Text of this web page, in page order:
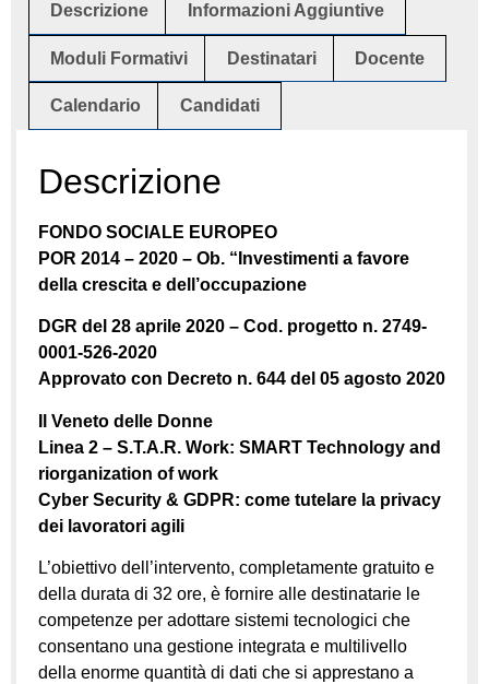
Descrizione Informazioni Aggiuntive
Moduli Formativi Destinatari Docente
Calendario Candidati
Descrizione
FONDO SOCIALE EUROPEO
POR 2014 – 2020 – Ob. “Investimenti a favore
della crescita e dell’occupazione
DGR del 28 aprile 2020 – Cod. progetto n. 2749-
0001-526-2020
Approvato con Decreto n. 644 del 05 agosto 2020
Il Veneto delle Donne
Linea 2 – S.T.A.R. Work: SMART Technology and
riorganization of work
Cyber Security & GDPR: come tutelare la privacy
dei lavoratori agili
L’obiettivo dell’intervento, completamente gratuito e
della durata di 32 ore, è fornire alle destinatarie le
competenze per adottare sistemi tecnologici che
consentano una gestione integrata e multilivello
della enorme quantità di dati che si apprestano a